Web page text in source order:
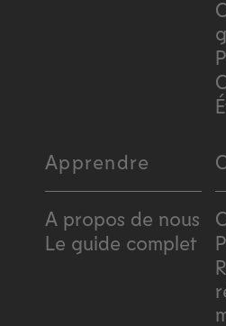
Apprendre
A propos de nous
Le guide complet